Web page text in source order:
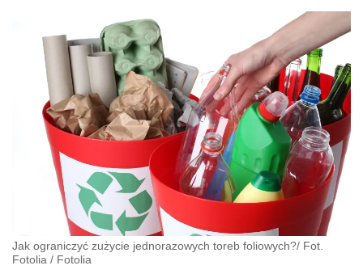
Jak ograniczyć zużycie jednorazowych toreb foliowych?/ Fot.
Fotolia / Fotolia